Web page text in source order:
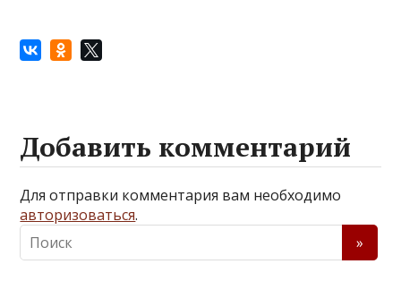
Добавить комментарий
Для отправки комментария вам необходимо
авторизоваться.